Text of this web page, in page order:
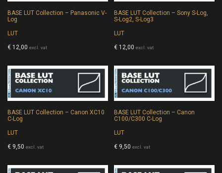
BASE LUT Collection – Panasonic V-
Log
LUT
€ 12,00 excl. vat
BASE LUT Collection – Sony S-Log,
S-Log2, S-Log3
LUT
€ 12,00 excl. vat
BASE LUT Collection – Canon XC10
C-Log
LUT
€ 9,50 excl. vat
BASE LUT Collection – Canon
C100/C300 C-Log
LUT
€ 9,50 excl. vat